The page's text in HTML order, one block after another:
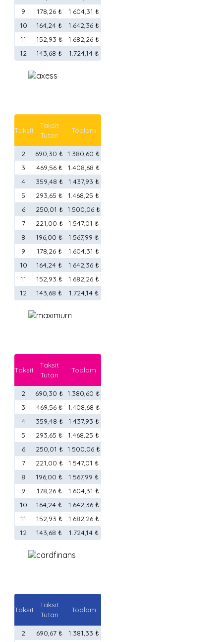
9
178,26 ₺
1.604,31 ₺
10
164,24 ₺
1.642,36 ₺
11
152,93 ₺
1.682,26 ₺
12
143,68 ₺ 1.724,14 ₺
Taksit
Taksit
Tutarı
Toplam
2 690,30 ₺ 1.380,60 ₺
3
469,56 ₺
1.408,68 ₺
4
359,48 ₺
1.437,93 ₺
5
293,65 ₺
1.468,25 ₺
6
250,01 ₺ 1.500,06 ₺
7
221,00 ₺
1.547,01 ₺
8
196,00 ₺
1.567,99 ₺
9
178,26 ₺
1.604,31 ₺
10
164,24 ₺
1.642,36 ₺
11
152,93 ₺
1.682,26 ₺
12
143,68 ₺ 1.724,14 ₺
Taksit
Taksit
Tutarı
Toplam
2 690,30 ₺ 1.380,60 ₺
3
469,56 ₺
1.408,68 ₺
4
359,48 ₺
1.437,93 ₺
5
293,65 ₺
1.468,25 ₺
6
250,01 ₺ 1.500,06 ₺
7
221,00 ₺
1.547,01 ₺
8
196,00 ₺
1.567,99 ₺
9
178,26 ₺
1.604,31 ₺
10
164,24 ₺
1.642,36 ₺
11
152,93 ₺
1.682,26 ₺
12
143,68 ₺ 1.724,14 ₺
Taksit
Taksit
Tutarı
Toplam
2 690,67 ₺
1.381,33 ₺